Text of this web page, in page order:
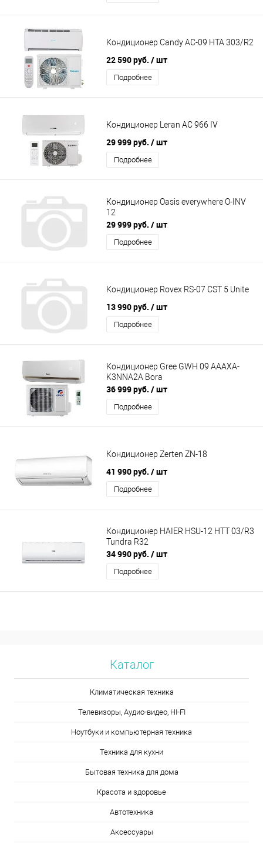
Кондиционер Candy AC-09 HTA 303/R2
22 590 руб. / шт
Подробнее
Кондиционер Leran AC 966 IV
29 999 руб. / шт
Подробнее
Кондиционер Oasis everywhere O-INV
12
29 999 руб. / шт
Подробнее
Кондиционер Rovex RS-07 CST 5 Unite
13 990 руб. / шт
Подробнее
Кондиционер Gree GWH 09 AAAXA-
K3NNA2A Bora
36 999 руб. / шт
Подробнее
Кондиционер Zerten ZN-18
41 990 руб. / шт
Подробнее
Кондиционер HAIER HSU-12 HTT 03/R3
Tundra R32
34 990 руб. / шт
Подробнее
Каталог
Климатическая техника
Телевизоры, Аудио-видео, HI-FI
Ноутбуки и компьютерная техника
Техника для кухни
Бытовая техника для дома
Красота и здоровье
Автотехника
Аксессуары